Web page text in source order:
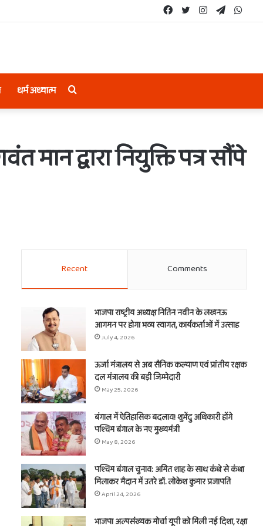
Telegram
Instagram
Twitter
Facebook
धर्म अध्यात्म Search
मान द्वारा नियुक्ति पत्र सौंपे
Recent Comments
भाजपा राष्ट्रीय अध्यक्ष नितिन नवीन के लखनऊ
आगमन पर होगा भव्य स्वागत, कार्यकर्ताओं में उत्साह
July 4, 2026
ऊर्जा मंत्रालय से अब सैनिक कल्याण एवं प्रांतीय रक्षक
दल मंत्रालय की बड़ी जिम्मेदारी
May 25, 2026
बंगाल में ऐतिहासिक बदलाव! शुभेंदु अधिकारी होंगे
पश्चिम बंगाल के नए मुख्यमंत्री
May 8, 2026
पश्चिम बंगाल चुनाव: अमित शाह के साथ कंधे से कंधा
मिलाकर मैदान में उतरे डॉ. लोकेश कुमार प्रजापति
April 24, 2026
भाजपा अल्पसंख्यक मोर्चा यूपी को मिली नई दिशा, रक्षा